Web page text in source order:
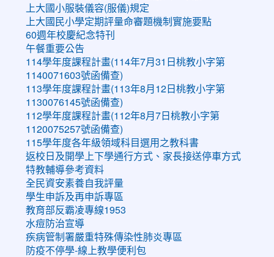
上大國小服裝儀容(服儀)規定
上大國民小學定期評量命審題機制實施要點
60週年校慶紀念特刊
午餐重要公告
114學年度課程計畫(114年7月31日桃教小字第
1140071603號函備查)
113學年度課程計畫(113年8月12日桃教小字第
1130076145號函備查)
112學年度課程計畫(112年8月7日桃教小字第
1120075257號函備查)
115學年度各年級領域科目選用之教科書
返校日及開學上下學通行方式、家長接送停車方式
特教輔導參考資料
全民資安素養自我評量
學生申訴及再申訴專區
教育部反霸凌專線1953
水痘防治宣導
疾病管制署嚴重特殊傳染性肺炎專區
防疫不停學-線上教學便利包